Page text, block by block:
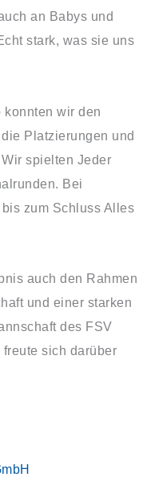
an Babys und
stark, was sie uns
wir den
Platzierungen und
spielten Jeder
Bei
zum Schluss Alles
auch den Rahmen
und einer starken
des FSV
sich darüber